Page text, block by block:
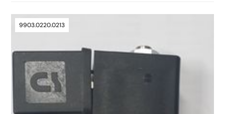
9903.0220.0213